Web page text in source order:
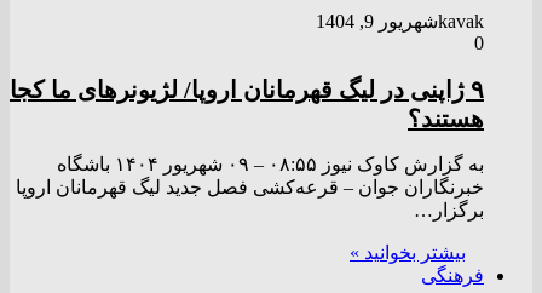
kavakشهریور 9, 1404
0
۹ ژاپنی در لیگ قهرمانان اروپا/ لژیونر‌های ما کجا
هستند؟
به گزارش کاوک نیوز ۰۸:۵۵ – ۰۹ شهريور ۱۴۰۴ باشگاه
خبرنگاران جوان – قرعه‌کشی فصل جدید لیگ قهرمانان اروپا
برگزار…
بیشتر بخوانید »
فرهنگی